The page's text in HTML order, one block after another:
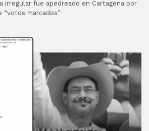
irregular fue apedreado en Cartagena por
“votos marcados”